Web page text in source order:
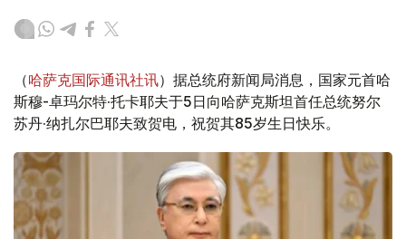
（哈萨克国际通讯社讯）据总统府新闻局消息，国家元首哈
斯穆-卓玛尔特·托卡耶夫于5日向哈萨克斯坦首任总统努尔
苏丹·纳扎尔巴耶夫致贺电，祝贺其85岁生日快乐。